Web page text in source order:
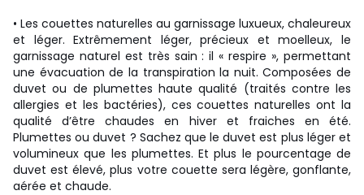
• Les couettes naturelles au garnissage luxueux, chaleureux
et léger. Extrêmement léger, précieux et moelleux, le
garnissage naturel est très sain : il « respire », permettant
une évacuation de la transpiration la nuit. Composées de
duvet ou de plumettes haute qualité (traités contre les
allergies et les bactéries), ces couettes naturelles ont la
qualité d’être chaudes en hiver et fraiches en été.
Plumettes ou duvet ? Sachez que le duvet est plus léger et
volumineux que les plumettes. Et plus le pourcentage de
duvet est élevé, plus votre couette sera légère, gonflante,
aérée et chaude.